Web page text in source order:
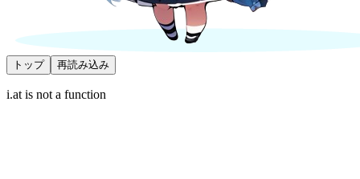
トップ 再読み込み
i.at is not a function